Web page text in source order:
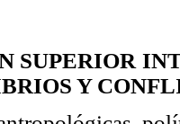
SUPERIOR
Y